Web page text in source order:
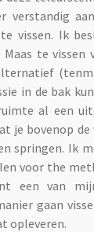
verstandig
te vissen. Ik
Maas te
in de bak
al een
je bovenop
springen. Ik
voor the
een van
gaan
opleveren.